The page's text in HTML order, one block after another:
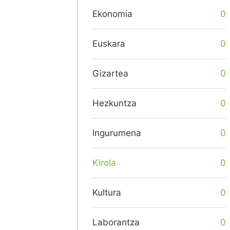
Ekonomia 0
Euskara 0
Gizartea 0
Hezkuntza 0
Ingurumena 0
Kirola 0
Kultura 0
Laborantza 0